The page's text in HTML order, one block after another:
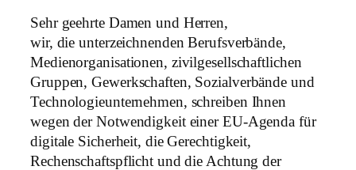
Sehr geehrte Damen und Herren,
wir, die unterzeichnenden Berufsverbände,
Medienorganisationen, zivilgesellschaftlichen
Gruppen, Gewerkschaften, Sozialverbände und
Technologieunternehmen, schreiben Ihnen
wegen der Notwendigkeit einer EU-Agenda für
digitale Sicherheit, die Gerechtigkeit,
Rechenschaftspflicht und die Achtung der